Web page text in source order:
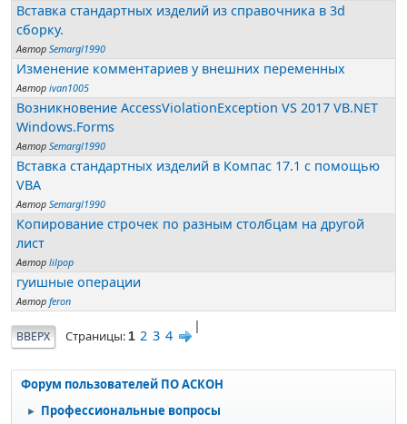
Вставка стандартных изделий из справочника в 3d
сборку.
Автор Semargl1990
Изменение комментариев у внешних переменных
Автор ivan1005
Возникновение AccessViolationException VS 2017 VB.NET
Windows.Forms
Автор Semargl1990
Вставка стандартных изделий в Компас 17.1 с помощью
VBA
Автор Semargl1990
Копирование строчек по разным столбцам на другой
лист
Автор lilpop
гуишные операции
Автор feron
|
ВВЕРХ Страницы 1 2 3 4
Форум пользователей ПО АСКОН
► Профессиональные вопросы